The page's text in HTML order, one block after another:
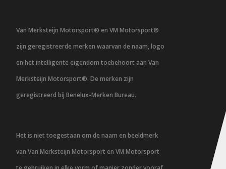
Van Merksteijn Motorsport® en VM Motorsport®
zijn geregistreerde merken waarvan de naam, logo
en het intelligente eigendom toebehoort aan Van
Merksteijn Motorsport®. De merken zijn
geregistreerd bij Benelux-Merken Bureau.
Het is niet toegestaan om de naam en beeldmerk
van Van Merksteijn Motorsport en VM Motorsport